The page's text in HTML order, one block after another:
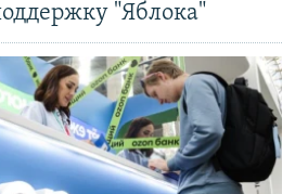
"Яблока"